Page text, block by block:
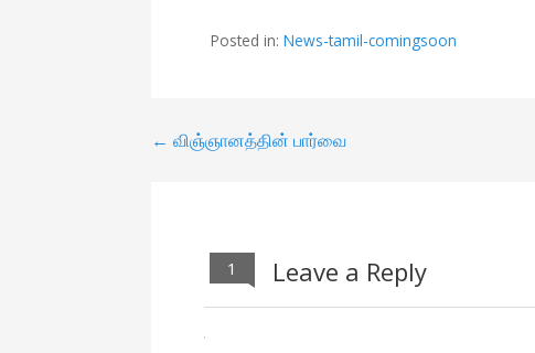
e
b
o
k
itt
er
ai
l
ar
e
Posted in:News-tamil-comingsoon
P
← விஞ்ஞானத்தின் பார்வை
1 Leave a Reply